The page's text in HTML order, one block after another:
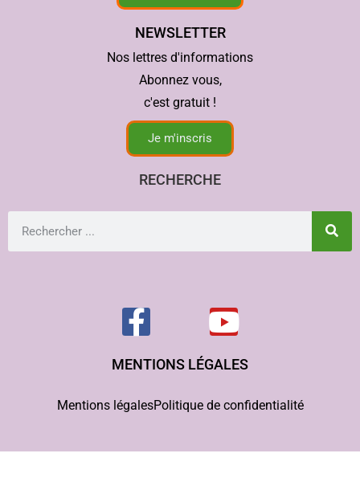
NEWSLETTER
Nos lettres d'informations
Abonnez vous,
c'est gratuit !
Je m'inscris
RECHERCHE
MENTIONS LÉGALES
Mentions légalesPolitique de confidentialité